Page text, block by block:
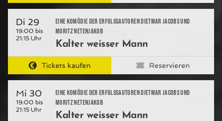
Di 29
19:00 bis
21:15 Uhr
Eine Komödie der Erfolgsautoren Dietmar Jacobs und
Moritz Netenjakob
Kalter weisser Mann
Tickets kaufen Reservieren
Mi 30
19:00 bis
21:15 Uhr
Eine Komödie der Erfolgsautoren Dietmar Jacobs und
Moritz Netenjakob
Kalter weisser Mann